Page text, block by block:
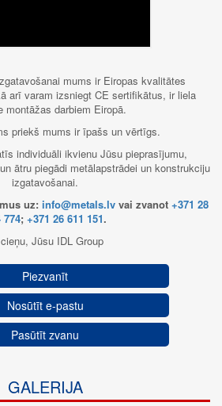
mums ir Eiropas kvalitātes
arī varam izsniegt CE sertifikātus, ir liela
montāžas darbiem Eiropā.
priekš mums ir īpašs un vērtīgs.
individuāli ikvienu Jūsu pieprasījumu,
ātru piegādi metālapstrādei un konstrukciju
izgatavošanai.
uz: info@metals.lvvai zvanot +371 28
774; +371 26 611 151.
Jūsu IDL Group
Piezvanīt
Nosūtīt e-pastu
Pasūtīt zvanu
GALERIJA